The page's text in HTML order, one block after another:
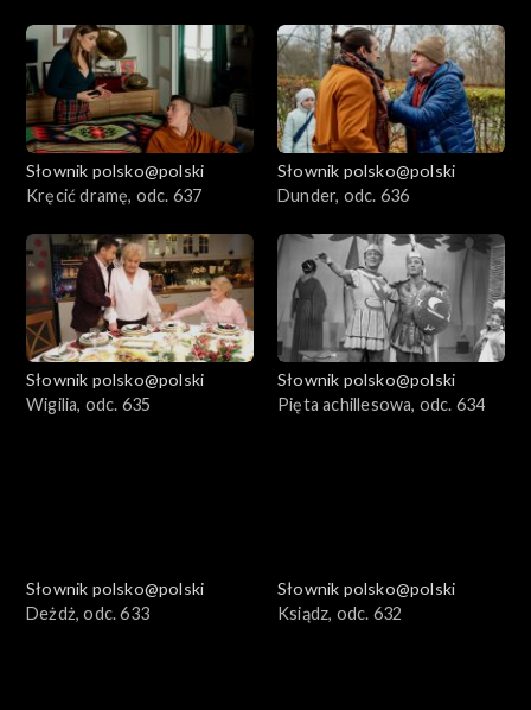
Słownik polsko@polski
Kręcić dramę, odc. 637
Słownik polsko@polski
Dunder, odc. 636
Słownik polsko@polski
Wigilia, odc. 635
Słownik polsko@polski
Pięta achillesowa, odc. 634
Słownik polsko@polski
Deżdż, odc. 633
Słownik polsko@polski
Ksiądz, odc. 632